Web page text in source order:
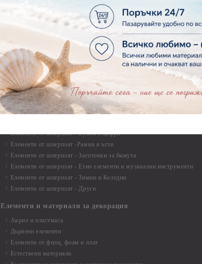
Елементи от бирен картон - Цветя и Животни
Елементи от бирен картон - Стиймпънк и Мъжки елементи
Елементи от бирен картон - Пътешестия - море, планина ,транспорт
Елементи от бирен картон - Други
Елементи от бирен картон - За миниатюри, дълбоки рамки, бебешки
съкровища и екслоадиращи кутии
Елементи от бирен картон - Коледа и Зима
Елементи от бирен картон - Тематични комплекти
Елементи от бирен картон - Шейкър заготовки от бирен картон за
3D картички, албуми, ръчно израбоени проекти
Елементи от шперплат - Букви и цифри
Елементи от шперплат -Рамки и ъгли
Елементи от шперплат - Заготовки за бижута
Елементи от шперплат - Етно елементи и музикални инструменти
Елементи от шперплат - Зимни и Коледни
Елементи от шперплат - Други
Елементи и материали за декорация
Акрил и пластмаса
Дървени елементи
Елементи от филц, фоам и плат
Естествени материали